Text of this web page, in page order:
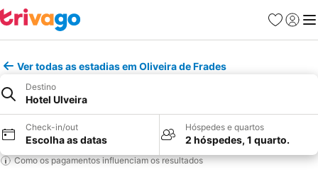
Favoritos
Iniciar
Ver todas as estadias em Oliveira de Frades
Destino
Hotel Ulveira
Check-in/out
Escolha as datas
Hóspedes e quartos
2 hóspedes, 1 quarto.
Como os pagamentos influenciam os resultados